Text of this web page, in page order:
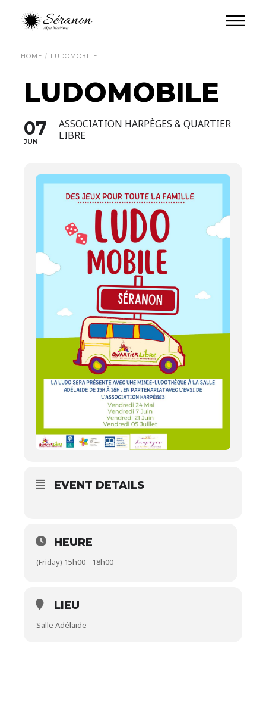
HOME LUDOMOBILE
LUDOMOBILE
07
JUN
ASSOCIATION HARPÈGES & QUARTIER
LIBRE
EVENT DETAILS
HEURE
(Friday) 15h00 - 18h00
LIEU
Salle Adélaïde